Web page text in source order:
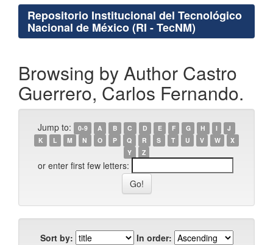
Repositorio Institucional del Tecnológico
Nacional de México (RI - TecNM)
Browsing by Author Castro
Guerrero, Carlos Fernando.
Jump to: 0-9 A B C D E F G H I
J
K
L M N O P Q R S T U V W
X
Y
Z
or enter first few letters:
Sort by:
In order: